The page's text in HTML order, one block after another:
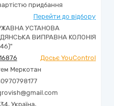
придбання
Перейти до відбору
УСТАНОВА
ВИПРАВНА КОЛОНІЯ
Досьє YouControl
Меркотан
Україна,